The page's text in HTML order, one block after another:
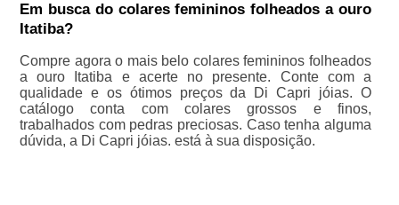
Em busca do colares femininos folheados a ouro
Itatiba?
Compre agora o mais belo colares femininos folheados
a ouro Itatiba e acerte no presente. Conte com a
qualidade e os ótimos preços da Di Capri jóias. O
catálogo conta com colares grossos e finos,
trabalhados com pedras preciosas. Caso tenha alguma
dúvida, a Di Capri jóias. está à sua disposição.